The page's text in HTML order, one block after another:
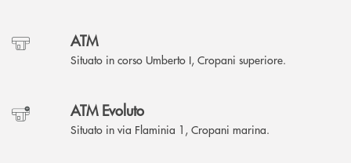
ATM
Situato in corso Umberto I, Cropani superiore.
ATM Evoluto
Situato in via Flaminia 1, Cropani marina.